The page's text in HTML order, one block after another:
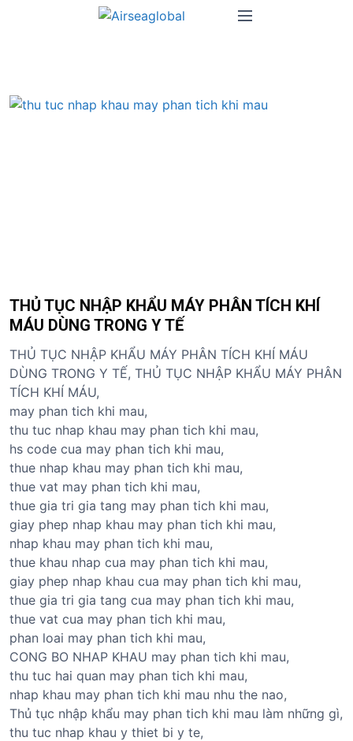
M
THỦ TỤC NHẬP KHẨU MÁY PHÂN TÍCH KHÍ
MÁU DÙNG TRONG Y TẾ
THỦ TỤC NHẬP KHẨU MÁY PHÂN TÍCH KHÍ MÁU
DÙNG TRONG Y TẾ, THỦ TỤC NHẬP KHẨU MÁY PHÂN
TÍCH KHÍ MÁU,
may phan tich khi mau,
thu tuc nhap khau may phan tich khi mau,
hs code cua may phan tich khi mau,
thue nhap khau may phan tich khi mau,
thue vat may phan tich khi mau,
thue gia tri gia tang may phan tich khi mau,
giay phep nhap khau may phan tich khi mau,
nhap khau may phan tich khi mau,
thue khau nhap cua may phan tich khi mau,
giay phep nhap khau cua may phan tich khi mau,
thue gia tri gia tang cua may phan tich khi mau,
thue vat cua may phan tich khi mau,
phan loai may phan tich khi mau,
CONG BO NHAP KHAU may phan tich khi mau,
thu tuc hai quan may phan tich khi mau,
nhap khau may phan tich khi mau nhu the nao,
Thủ tục nhập khẩu may phan tich khi mau làm những gì,
thu tuc nhap khau y thiet bi y te,